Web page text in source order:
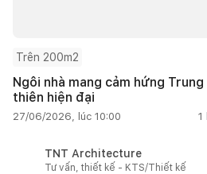
Trên 200m2
Ngôi nhà mang cảm hứng
thiên hiện đại
27/06/2026, lúc 10:00 1
TNT Architecture
Tư vấn, thiết kế - KTS/Thiết kế